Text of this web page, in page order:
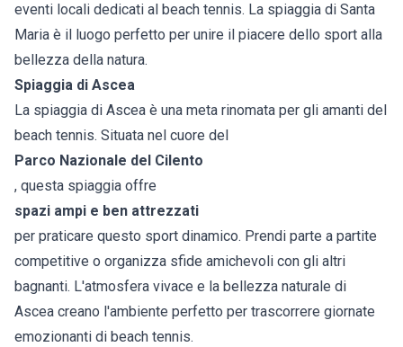
eventi locali dedicati al beach tennis. La spiaggia di Santa
Maria è il luogo perfetto per unire il piacere dello sport alla
bellezza della natura.
Spiaggia di Ascea
La spiaggia di Ascea è una meta rinomata per gli amanti del
beach tennis. Situata nel cuore del
Parco Nazionale del Cilento
, questa spiaggia offre
spazi ampi e ben attrezzati
per praticare questo sport dinamico. Prendi parte a partite
competitive o organizza sfide amichevoli con gli altri
bagnanti. L'atmosfera vivace e la bellezza naturale di
Ascea creano l'ambiente perfetto per trascorrere giornate
emozionanti di beach tennis.